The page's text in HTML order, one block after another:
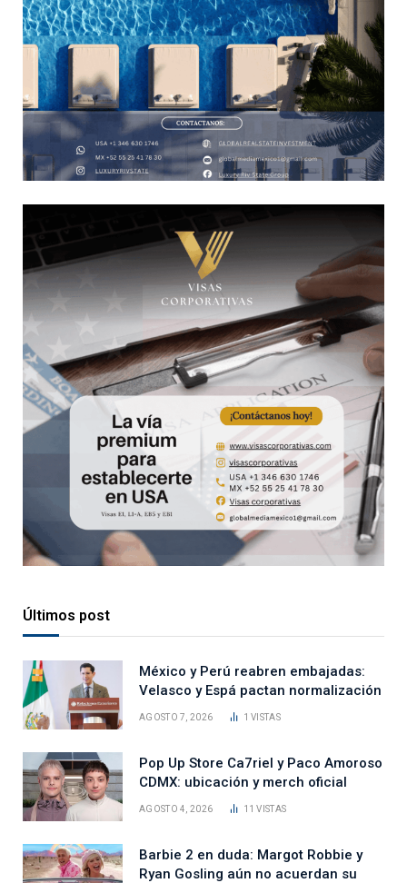
Últimos post
México y Perú reabren embajadas:
Velasco y Espá pactan normalización
AGOSTO 7, 2026 1VISTAS
Pop Up Store Ca7riel y Paco Amoroso
CDMX: ubicación y merch oficial
AGOSTO 4, 2026 11VISTAS
Barbie 2 en duda: Margot Robbie y
Ryan Gosling aún no acuerdan su